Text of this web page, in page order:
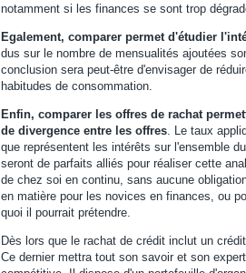
notamment si les finances se sont trop
Egalement, comparer permet d'étudier
dus sur le nombre de mensualités ajoutées
conclusion sera peut-être d'envisager de
habitudes de consommation.
Enfin, comparer les offres de rachat
de divergence entre les offres. Le taux
que représentent les intérêts sur l'ensemble
seront de parfaits alliés pour réaliser cette
de chez soi en continu, sans aucune
en matière pour les novices en finances, ou
quoi il pourrait prétendre.
Dès lors que le rachat de crédit inclut un
Ce dernier mettra tout son savoir et son